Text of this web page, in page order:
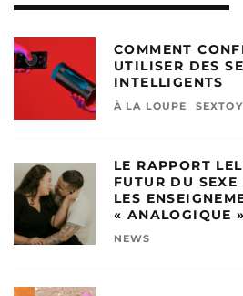
COMMENT
UTILISER DES
INTELLIGENTS
À LA LOUPE
LE RAPPORT
FUTUR DU SEXE
LES
« ANALOGIQUE »
NEWS